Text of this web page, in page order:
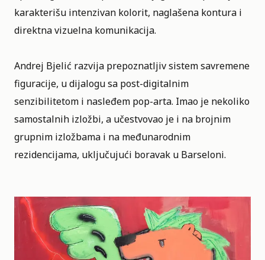
karakterišu intenzivan kolorit, naglašena kontura i
direktna vizuelna komunikacija.
Andrej Bjelić razvija prepoznatljiv sistem savremene
figuracije, u dijalogu sa post-digitalnim
senzibilitetom i nasleđem pop-arta. Imao je nekoliko
samostalnih izložbi, a učestvovao je i na brojnim
grupnim izložbama i na međunarodnim
rezidencijama, uključujući boravak u Barseloni.